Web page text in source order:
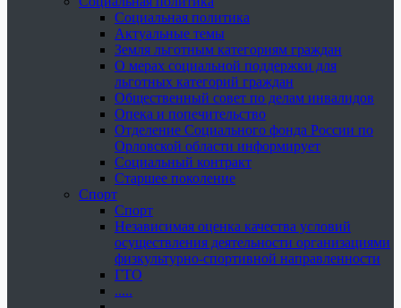
Социальная политика
Актуальные темы
Земля льготным категориям граждан
О мерах социальной поддержки для
льготных категорий граждан
Общественный совет по делам инвалидов
Опека и попечительство
Отделение Социального фонда России по
Орловской области информирует
Социальный контракт
Старшее поколение
Спорт
Спорт
Независимая оценка качества условий
осуществления деятельности организациями
физкультурно-спортивной направленности
ГТО
.....